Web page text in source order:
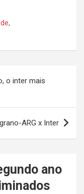
,
o inter mais
ARG x Inter
ano